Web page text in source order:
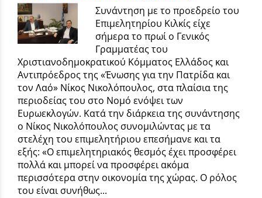
Συνάντηση με το προεδρείο του
Επιμελητηρίου Κιλκίς είχε
σήμερα το πρωί ο Γενικός
Γραμματέας του
Χριστιανοδημοκρατικού Κόμματος Ελλάδος και
Αντιπρόεδρος της «Ένωσης για την Πατρίδα και
τον Λαό» Νίκος Νικολόπουλος, στα πλαίσια της
περιοδείας του στο Νομό ενόψει των
Ευρωεκλογών. Κατά την διάρκεια της συνάντησης
ο Νίκος Νικολόπουλος συνομιλώντας με τα
στελέχη του επιμελητήριου επεσήμανε και τα
εξής: «Ο επιμελητηριακός θεσμός έχει προσφέρει
πολλά και μπορεί να προσφέρει ακόμα
περισσότερα στην οικονομία της χώρας. Ο ρόλος
του είναι συνήθως...